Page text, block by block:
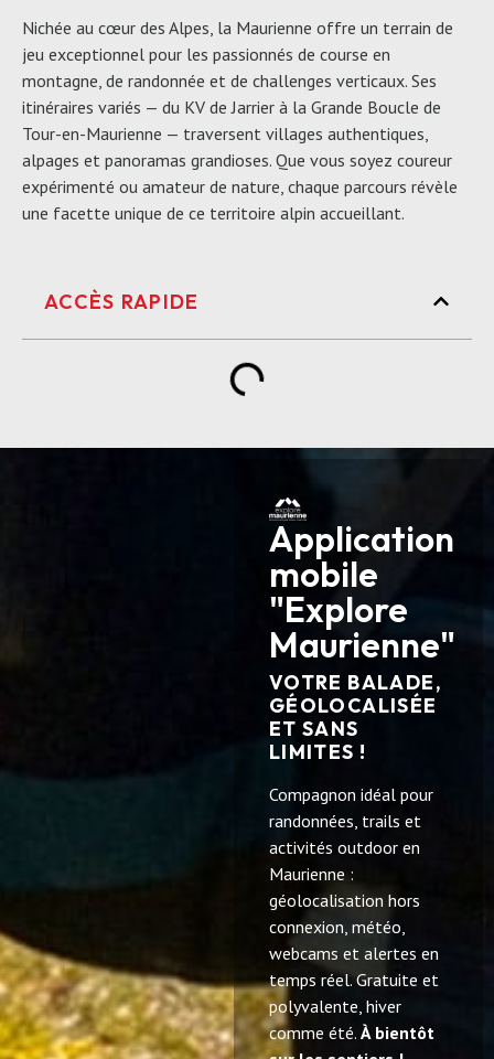
Nichée au cœur des Alpes, la Maurienne offre un terrain de
jeu exceptionnel pour les passionnés de course en
montagne, de randonnée et de challenges verticaux. Ses
itinéraires variés — du KV de Jarrier à la Grande Boucle de
Tour-en-Maurienne — traversent villages authentiques,
alpages et panoramas grandioses. Que vous soyez coureur
expérimenté ou amateur de nature, chaque parcours révèle
une facette unique de ce territoire alpin accueillant.
ACCÈS RAPIDE
Application
mobile
"Explore
Maurienne"
VOTRE BALADE,
GÉOLOCALISÉE
ET SANS
LIMITES !
Compagnon idéal pour
randonnées, trails et
activités outdoor en
Maurienne :
géolocalisation hors
connexion, météo,
webcams et alertes en
temps réel. Gratuite et
polyvalente, hiver
comme été. À bientôt